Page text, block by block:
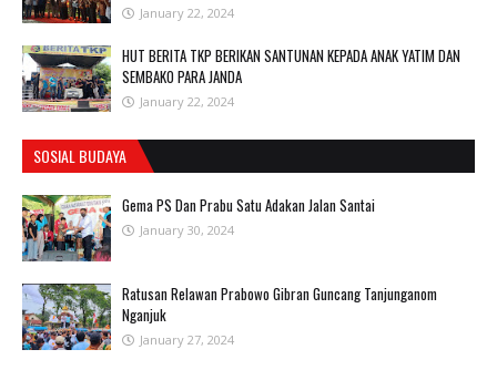
January 22, 2024
HUT BERITA TKP BERIKAN SANTUNAN KEPADA ANAK YATIM DAN
SEMBAKO PARA JANDA
January 22, 2024
SOSIAL BUDAYA
Gema PS Dan Prabu Satu Adakan Jalan Santai
January 30, 2024
Ratusan Relawan Prabowo Gibran Guncang Tanjunganom
Nganjuk
January 27, 2024